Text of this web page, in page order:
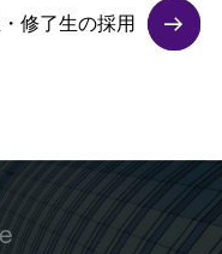
修了生の採用